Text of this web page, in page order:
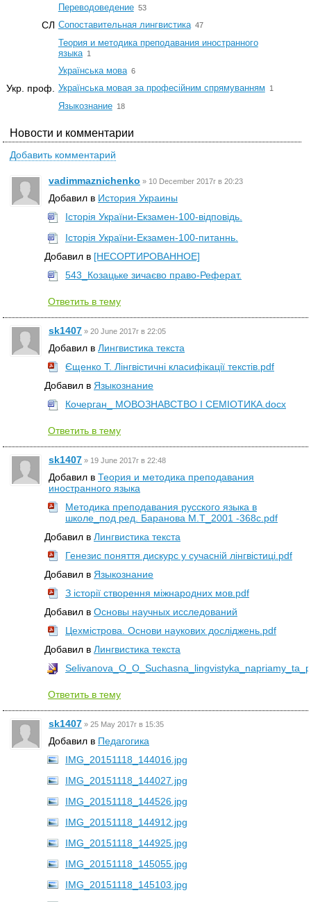
Переводоведение 53
СЛ Сопоставительная лингвистика 47
Теория и методика преподавания иностранного
языка
1
Українська мова 6
Укр. проф. Українська мовая за професійним спрямуванням 1
Языкознание 18
Новости и комментарии
Добавить комментарий
vadimmaznichenko » 10 December 2017г в 20:23
Добавил в История Украины
Історія України-Екзамен-100-відповідь.
Історія України-Екзамен-100-питаннь.
Добавил в [НЕСОРТИРОВАННОЕ]
543_Козацьке зичаєво право-Реферат.
Ответить в тему
sk1407 » 20 June 2017г в 22:05
Добавил в Лингвистика текста
Єщенко Т. Лінгвістичні класифікації текстів.pdf
Добавил в Языкознание
Кочерган_ МОВОЗНАВСТВО І СЕМІОТИКА.docx
Ответить в тему
sk1407 » 19 June 2017г в 22:48
Добавил в Теория и методика преподавания
иностранного языка
Методика преподавания русского языка в
школе_под ред. Баранова М.Т_2001 -368с.pdf
Добавил в Лингвистика текста
Генезис поняття дискурс у сучасній лінгвістиці.pdf
Добавил в Языкознание
З історії створення міжнародних мов.pdf
Добавил в Основы научных исследований
Цехмістрова. Основи наукових досліджень.pdf
Добавил в Лингвистика текста
Ответить в тему
sk1407 » 25 May 2017г в 15:35
Добавил в Педагогика
IMG_20151118_144016.jpg
IMG_20151118_144027.jpg
IMG_20151118_144526.jpg
IMG_20151118_144912.jpg
IMG_20151118_144925.jpg
IMG_20151118_145055.jpg
IMG_20151118_145103.jpg